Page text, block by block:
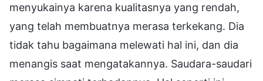
menyukainya karena kualitasnya yang rendah,
yang telah membuatnya merasa terkekang. Dia
tidak tahu bagaimana melewati hal ini, dan dia
menangis saat mengatakannya. Saudara-saudari